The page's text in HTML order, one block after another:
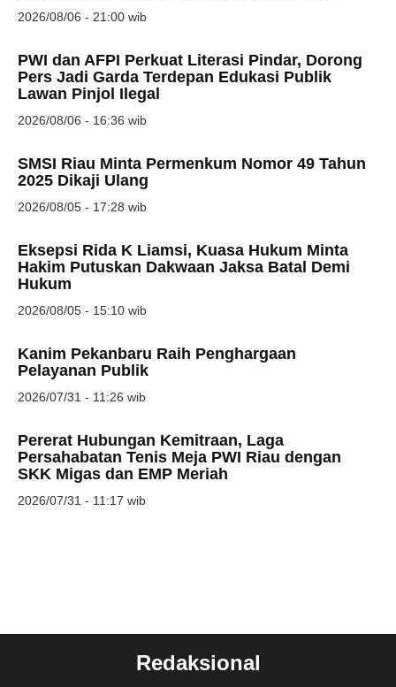
2026/08/06 - 21:00 wib
PWI dan AFPI Perkuat Literasi Pindar, Dorong
Pers Jadi Garda Terdepan Edukasi Publik
Lawan Pinjol Ilegal
2026/08/06 - 16:36 wib
SMSI Riau Minta Permenkum Nomor 49 Tahun
2025 Dikaji Ulang
2026/08/05 - 17:28 wib
Eksepsi Rida K Liamsi, Kuasa Hukum Minta
Hakim Putuskan Dakwaan Jaksa Batal Demi
Hukum
2026/08/05 - 15:10 wib
Kanim Pekanbaru Raih Penghargaan
Pelayanan Publik
2026/07/31 - 11:26 wib
Pererat Hubungan Kemitraan, Laga
Persahabatan Tenis Meja PWI Riau dengan
SKK Migas dan EMP Meriah
2026/07/31 - 11:17 wib
Redaksional